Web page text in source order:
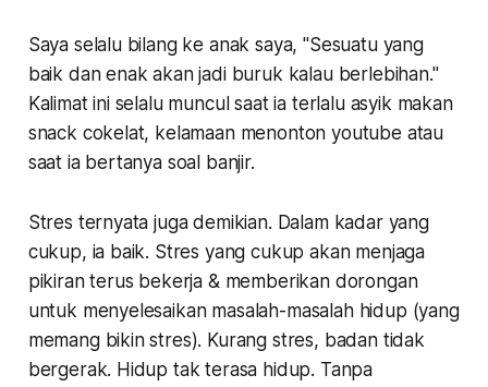
Saya selalu bilang ke anak saya, "Sesuatu yang
baik dan enak akan jadi buruk kalau berlebihan."
Kalimat ini selalu muncul saat ia terlalu asyik makan
snack cokelat, kelamaan menonton youtube atau
saat ia bertanya soal banjir.
Stres ternyata juga demikian. Dalam kadar yang
cukup, ia baik. Stres yang cukup akan menjaga
pikiran terus bekerja & memberikan dorongan
untuk menyelesaikan masalah-masalah hidup (yang
memang bikin stres). Kurang stres, badan tidak
bergerak. Hidup tak terasa hidup. Tanpa